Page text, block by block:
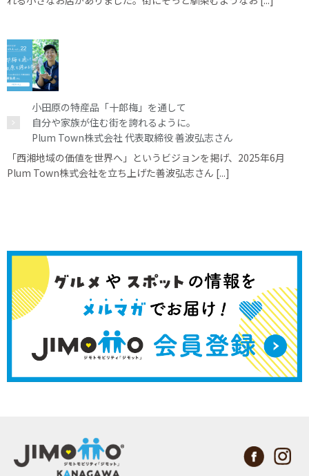
小田原の特産品「十郎梅」を通して
自分や家族が住む街を誇れるように。
Plum Town株式会社 代表取締役 善波弘志さん
「西湘地域の価値を世界へ」というビジョンを掲げ、2025年6月
Plum Town株式会社を立ち上げた善波弘志さん [...]